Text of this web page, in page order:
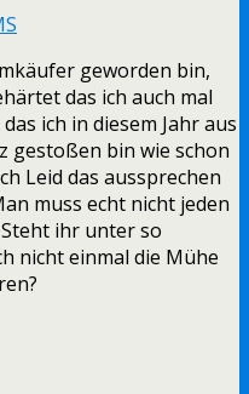
geworden bin,
das ich auch mal
ich in diesem Jahr aus
gestoßen bin wie schon
Leid das aussprechen
muss echt nicht jeden
ihr unter so
nicht einmal die Mühe